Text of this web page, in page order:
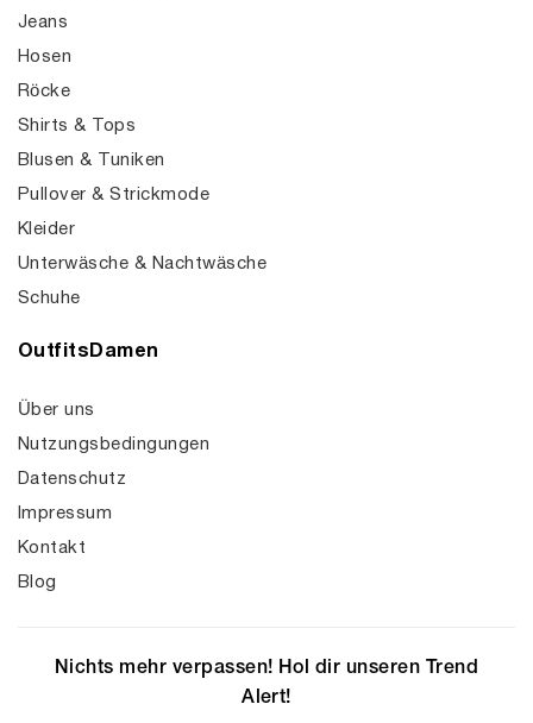
Jeans
Hosen
Röcke
Shirts & Tops
Blusen & Tuniken
Pullover & Strickmode
Kleider
Unterwäsche & Nachtwäsche
Schuhe
OutfitsDamen
Über uns
Nutzungsbedingungen
Datenschutz
Impressum
Kontakt
Blog
Nichts mehr verpassen! Hol dir unseren Trend
Alert!